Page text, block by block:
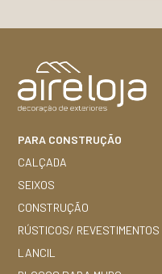
PARA CONSTRUÇÃO
CALÇADA
SEIXOS
CONSTRUÇÃO
RÚSTICOS/ REVESTIMENTOS
LANCIL